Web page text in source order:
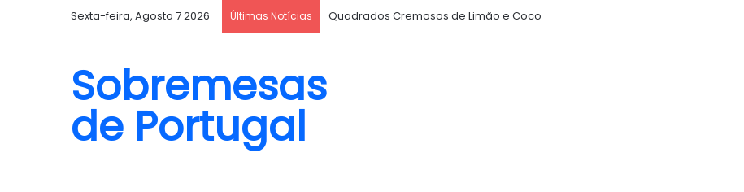
Sexta-feira, Agosto 7 2026 Últimas Notícias Quadrados Cremosos de Limão e Coco
Sobremesas
de Portugal